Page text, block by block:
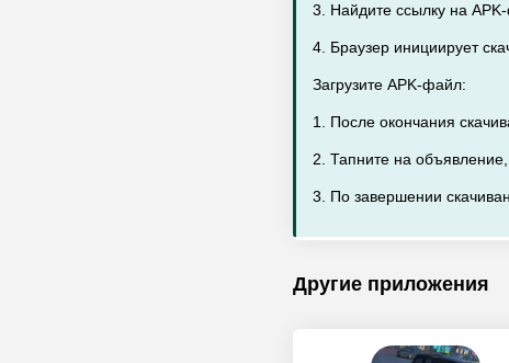
3. Найдите ссылку на
4. Браузер инициирует
Загрузите APK-файл:
1. После окончания
2. Тапните на
3. По завершении
Другие приложения